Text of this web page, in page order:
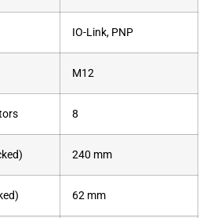
IO-Link, PNP
M12
8
240 mm
62 mm